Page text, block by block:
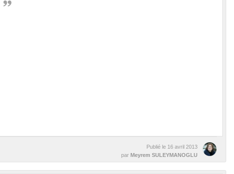
Publié le 16 avril 2013
par Meyrem SULEYMANOGLU